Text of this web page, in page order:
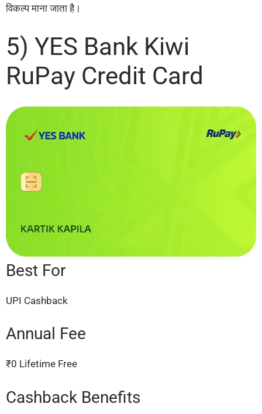
विकल्प माना जाता है।
5) YES Bank Kiwi
RuPay Credit Card
Best For
UPI Cashback
Annual Fee
₹0 Lifetime Free
Cashback Benefits